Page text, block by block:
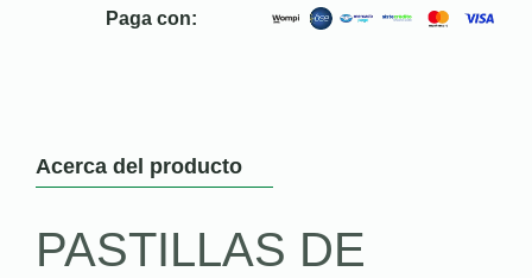
Paga con:
Acerca del producto
PASTILLAS DE